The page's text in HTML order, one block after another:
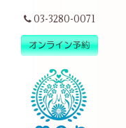
03-3280-0071